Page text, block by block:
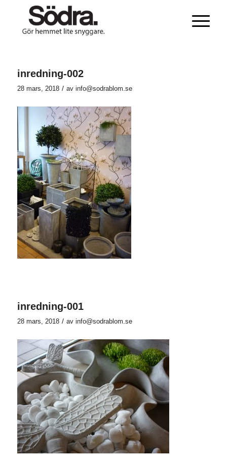
inredning-002
28 mars, 2018 / av info@sodrablom.se
inredning-001
28 mars, 2018 / av info@sodrablom.se